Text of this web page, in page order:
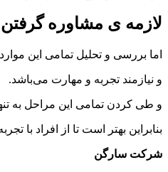
لازمه ی مشاوره
اما بررسی و تحلیل تمامی این
و نیازمند تجربه و مهارت می‌باشد.
و طی کردن تمامی این مراحل به
بنابراین بهتر است تا از افراد با
شرکت سارگن